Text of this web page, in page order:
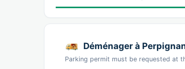
Déménager à
Parking permit must be requested at